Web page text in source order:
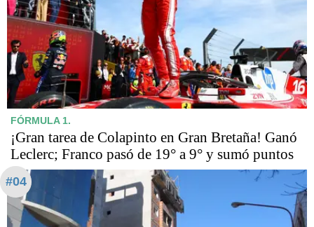
FÓRMULA 1.
¡Gran tarea de Colapinto en Gran Bretaña! Ganó
Leclerc; Franco pasó de 19° a 9° y sumó puntos
#04